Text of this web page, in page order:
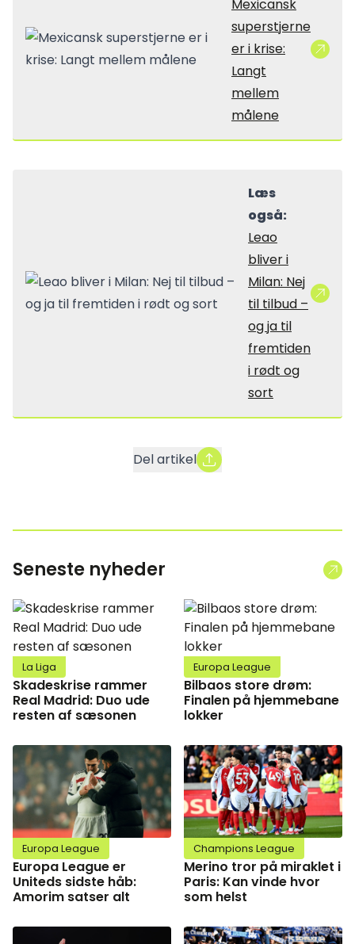
Mexicansk
superstjerne
er i krise:
Langt
mellem
målene
Læs
også:
Leao
bliver i
Milan: Nej
til tilbud –
og ja til
fremtiden
i rødt og
sort
Del artikel
Seneste nyheder
La Liga
Skadeskrise rammer
Real Madrid: Duo ude
resten af sæsonen
Europa League
Bilbaos store drøm:
Finalen på hjemmebane
lokker
Europa League
Europa League er
Uniteds sidste håb:
Amorim satser alt
Champions League
Merino tror på miraklet i
Paris: Kan vinde hvor
som helst